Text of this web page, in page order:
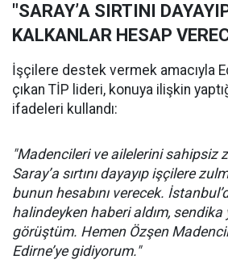
"SARAY’A SIRTINI
KALKANLAR HESAP
İşçilere destek vermek amacıyla
çıkan TİP lideri, konuya ilişkin
ifadeleri kullandı:
"Madencileri ve ailelerini sahipsiz
Saray’a sırtını dayayıp işçilere
bunun hesabını verecek.
halindeyken haberi aldım,
görüştüm. Hemen Özşen
Edirne’ye gidiyorum."